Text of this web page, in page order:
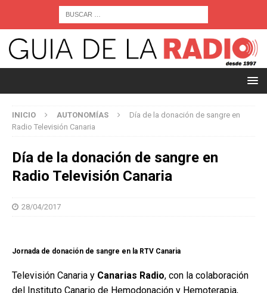
INICIO AUTONOMÍAS
Día de la donación de sangre en
Radio Televisión Canaria
Día de la donación de sangre en
Radio Televisión Canaria
28/04/2017
Jornada de donación de sangre en la RTV Canaria
Televisión Canaria y Canarias Radio, con la colaboración
del Instituto Canario de Hemodonación y Hemoterapia,